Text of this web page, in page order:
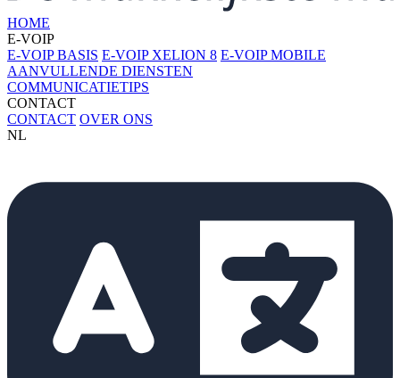
HOME
E-VOIP
E-VOIP BASIS E-VOIP XELION 8 E-VOIP MOBILE
AANVULLENDE DIENSTEN
COMMUNICATIETIPS
CONTACT
CONTACT OVER ONS
NL